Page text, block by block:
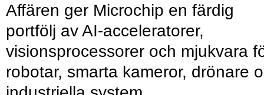
Affären ger Microchip en färdig
portfölj av AI-acceleratorer,
visionsprocessorer och mjukvara
robotar, smarta kameror, drönare